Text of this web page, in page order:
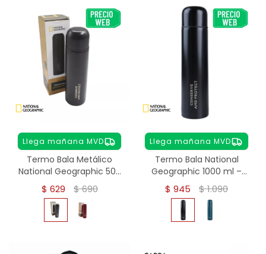
Llega mañana MVD
Termo Bala Metálico
National Geographic 500
ml - NEGRO
$ 629 $690
Llega mañana MVD
Termo Bala National
Geographic 1000 ml –
Acero Inoxidable - NEGRO
$ 945 $1.090